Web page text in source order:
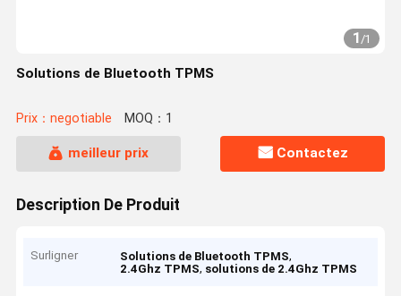
1/1
Solutions de Bluetooth TPMS
Prix：negotiable MOQ：1
meilleur prix Contactez
Description De Produit
Surligner Solutions de Bluetooth TPMS,
2.4Ghz TPMS, solutions de 2.4Ghz TPMS